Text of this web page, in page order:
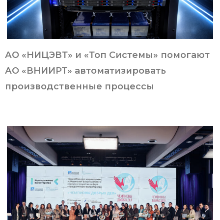
АО «НИЦЭВТ» и «Топ Системы» помогают
АО «ВНИИРТ» автоматизировать
производственные процессы